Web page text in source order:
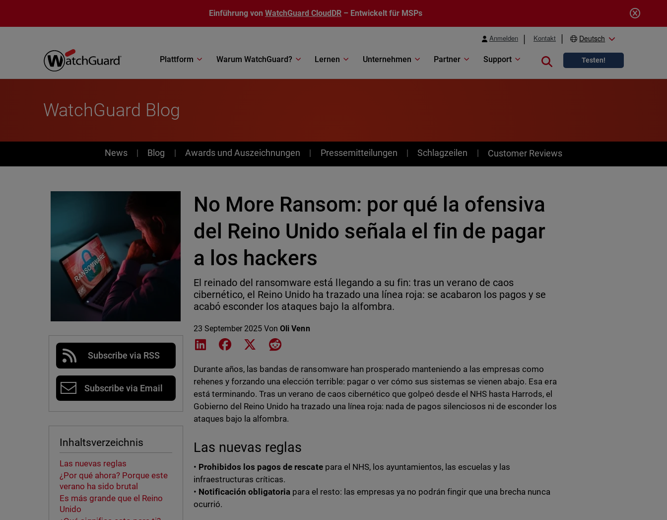
Einführung von WatchGuard CloudDR – Entwickelt für MSPs
Anmelden Kontakt Deutsch
Plattform Warum WatchGuard? Lernen Unternehmen Partner Support Close search
Testen!
WatchGuard Blog
News
News Blog Awards und Auszeichnungen Pressemitteilungen Schlagzeilen Customer Reviews
Subscribe via RSS
Subscribe via Email
Inhaltsverzeichnis
Las nuevas reglas
¿Por qué ahora? Porque este
verano ha sido brutal
Es más grande que el Reino
Unido
No More Ransom: por qué la ofensiva
del Reino Unido señala el fin de pagar
a los hackers
El reinado del ransomware está llegando a su fin: tras un verano de caos
cibernético, el Reino Unido ha trazado una línea roja: se acabaron los pagos y se
acabó esconder los ataques bajo la alfombra.
23 September 2025 VonOli Venn
Share on LinkedIn
Share on Facebook
Share on XShare on Reddit
Durante años, las bandas de ransomware han prosperado manteniendo a las empresas como
rehenes y forzando una elección terrible: pagar o ver cómo sus sistemas se vienen abajo. Esa era
está terminando. Tras un verano de caos cibernético que golpeó desde el NHS hasta Harrods, el
Gobierno del Reino Unido ha trazado una línea roja: nada de pagos silenciosos ni de esconder los
ataques bajo la alfombra.
Las nuevas reglas
• Prohibidos los pagos de rescatepara el NHS, los ayuntamientos, las escuelas y las
infraestructuras críticas.
• Notificación obligatoria para el resto: las empresas ya no podrán fingir que una brecha nunca
ocurrió.